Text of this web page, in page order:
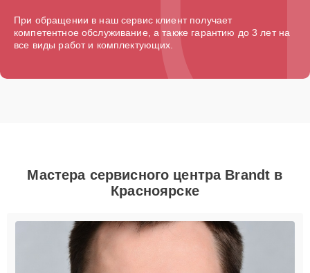
При обращении в наш сервис клиент получает
компетентное обслуживание, а также гарантию до 3 лет на
все виды работ и комплектующих.
Мастера сервисного центра Brandt в
Красноярске